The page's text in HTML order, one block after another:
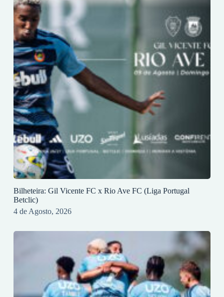
Bilheteira: Gil Vicente FC x Rio Ave FC (Liga Portugal
Betclic)
4 de Agosto, 2026